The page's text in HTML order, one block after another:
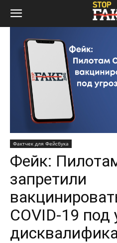
Фактчек для Фейсбука
Фейк:
запретили
COVID-19 под